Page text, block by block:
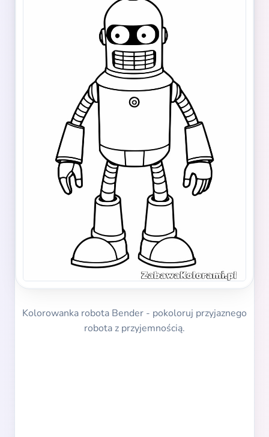
Kolorowanka robota Bender - pokoloruj przyjaznego
robota z przyjemnością.